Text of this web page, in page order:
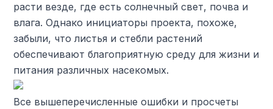
расти везде, где есть солнечный свет, почва и
влага. Однако инициаторы проекта, похоже,
забыли, что листья и стебли растений
обеспечивают благоприятную среду для жизни и
питания различных насекомых.
Все вышеперечисленные ошибки и просчеты